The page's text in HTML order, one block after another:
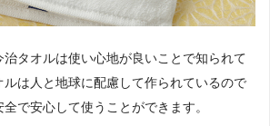
治タオルは使い心地が良いことで知られて
は人と地球に配慮して作られているので
で安心して使うことができます。